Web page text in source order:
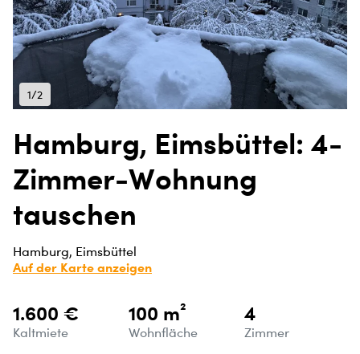
1/2
Hamburg, Eimsbüttel: 4-
Zimmer-Wohnung
tauschen
Hamburg, Eimsbüttel
Auf der Karte anzeigen
1.600 €
Kaltmiete
100 m²
Wohnfläche
4
Zimmer